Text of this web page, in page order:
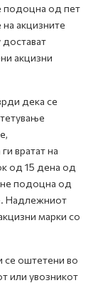
подоцна од пет
акцизните
акцизни
дека се
вратат на
од 15 дена од
не подоцна од
Надлежниот
марки со
се оштетени во
или увозникот